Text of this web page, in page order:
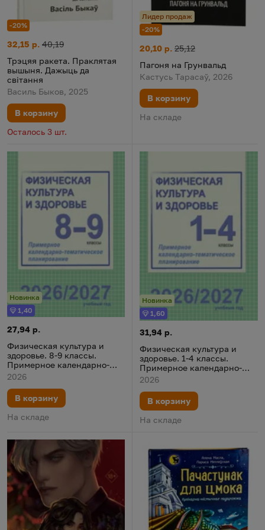
-20%
Трэцяя ракета. Праклятая вышыня. Дажыць да світання
Цена:
32,15 р.
Старая цена:
40,19
Трэцяя ракета. Праклятая
вышыня. Дажыць да
світання
Василь Быков, 2025
В корзину
Осталось 3 шт.
Лидер продаж
-20%
Пагоня на Грунвальд
Цена:
20,10 р.
Старая цена:
25,12
Пагоня на Грунвальд
Кастусь Тарасаў, 2026
В корзину
На складе
Новинка
Бонус
1,40
Физическая культура и здоровье. 8-9 классы. Примерное
Цена:
27,94 р.
Физическая культура и
здоровье. 8-9 классы.
Примерное календарно-
тематическое
учебный год
2026
В корзину
На складе
Новинка
Бонус
1,60
Физическая культура и
Цена:
31,94 р.
Физическая культура и
здоровье. 1-4 классы.
Примерное календарно-
тематическое
учебный год
2026
В корзину
На складе